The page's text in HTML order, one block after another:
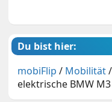
Du bist hier:
mobiFlip / Mobilität/
elektrische BMW M3